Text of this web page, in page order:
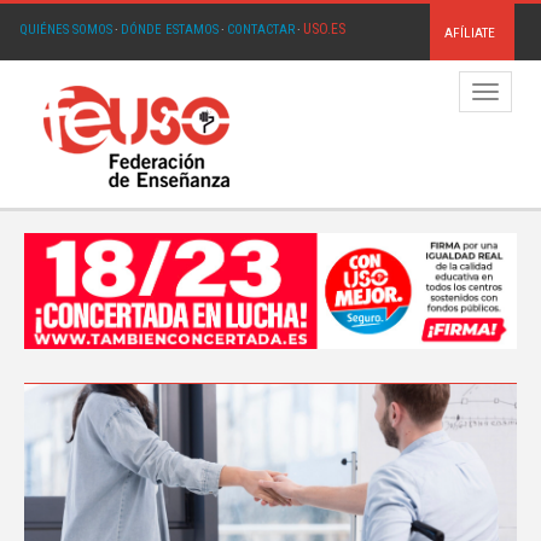
QUIÉNES SOMOS· DÓNDE ESTAMOS· CONTACTAR· USO.ES AFÍLIATE
Menú